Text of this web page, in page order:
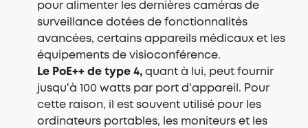
pour alimenter les dernières caméras de
surveillance dotées de fonctionnalités
avancées, certains appareils médicaux et les
équipements de visioconférence.
Le PoE++ de type 4, quant à lui, peut fournir
jusqu'à 100 watts par port d'appareil. Pour
cette raison, il est souvent utilisé pour les
ordinateurs portables, les moniteurs et les